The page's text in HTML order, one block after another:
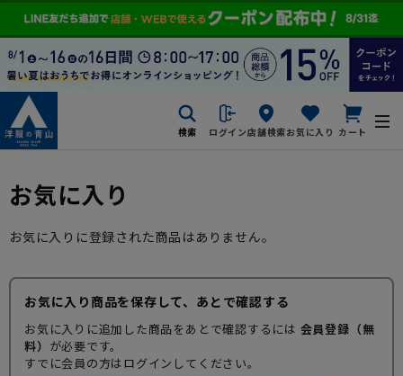
検索 ログイン店舗検索お気に入り カート
お気に入り
お気に入りに登録された商品はありません。
お気に入り商品を保存して、あとで確認する
お気に入りに追加した商品をあとで確認するには 会員登録（無
料） が必要です。
すでに会員の方はログインしてください。